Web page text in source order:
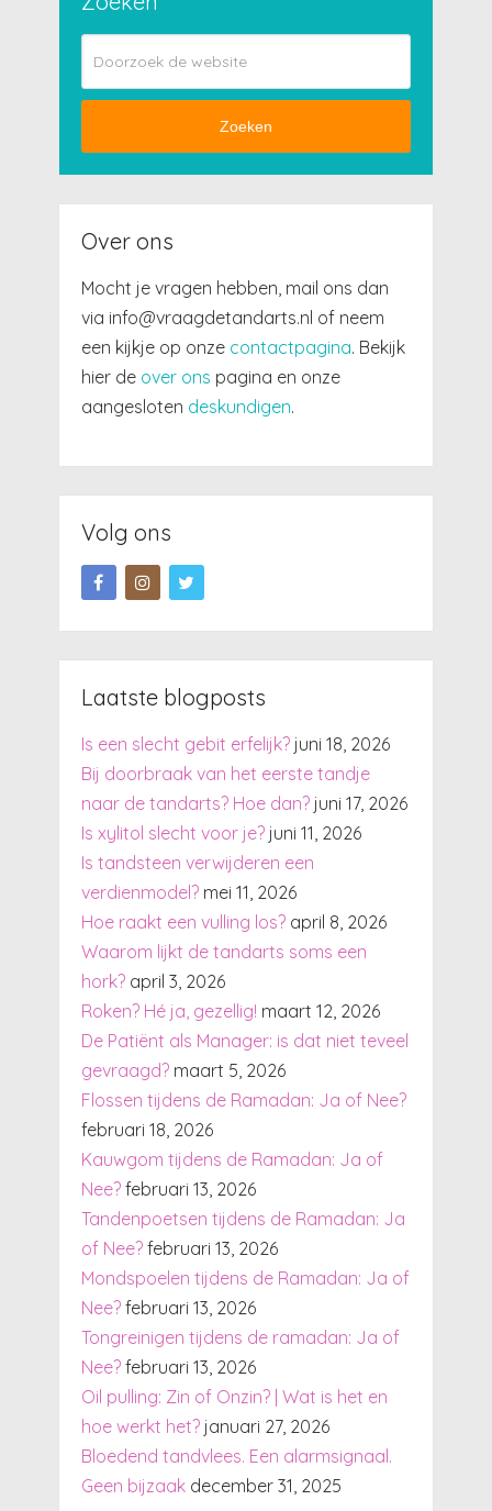
Zoeken
Over ons
Mocht je vragen hebben, mail ons dan
via info@vraagdetandarts.nl of neem
een kijkje op onze contactpagina. Bekijk
hier de over ons pagina en onze
aangesloten deskundigen.
Volg ons
Laatste blogposts
Is een slecht gebit erfelijk? juni 18, 2026
Bij doorbraak van het eerste tandje
naar de tandarts? Hoe dan? juni 17, 2026
Is xylitol slecht voor je? juni 11, 2026
Is tandsteen verwijderen een
verdienmodel? mei 11, 2026
Hoe raakt een vulling los? april 8, 2026
Waarom lijkt de tandarts soms een
hork? april 3, 2026
Roken? Hé ja, gezellig! maart 12, 2026
De Patiënt als Manager: is dat niet teveel
gevraagd? maart 5, 2026
Flossen tijdens de Ramadan: Ja of Nee?
februari 18, 2026
Kauwgom tijdens de Ramadan: Ja of
Nee? februari 13, 2026
Tandenpoetsen tijdens de Ramadan: Ja
of Nee? februari 13, 2026
Mondspoelen tijdens de Ramadan: Ja of
Nee? februari 13, 2026
Tongreinigen tijdens de ramadan: Ja of
Nee? februari 13, 2026
Oil pulling: Zin of Onzin? | Wat is het en
hoe werkt het? januari 27, 2026
Bloedend tandvlees. Een alarmsignaal.
Geen bijzaak december 31, 2025